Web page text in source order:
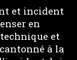
et incident
en
et
à la